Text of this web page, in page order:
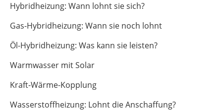
Hybridheizung: Wann lohnt sie sich?
Gas-Hybridheizung: Wann sie noch lohnt
Öl-Hybridheizung: Was kann sie leisten?
Warmwasser mit Solar
Kraft-Wärme-Kopplung
Wasserstoffheizung: Lohnt die Anschaffung?